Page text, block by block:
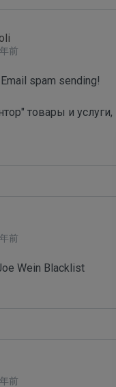
前
spam sending!
товары и
前
Wein Blacklist
前